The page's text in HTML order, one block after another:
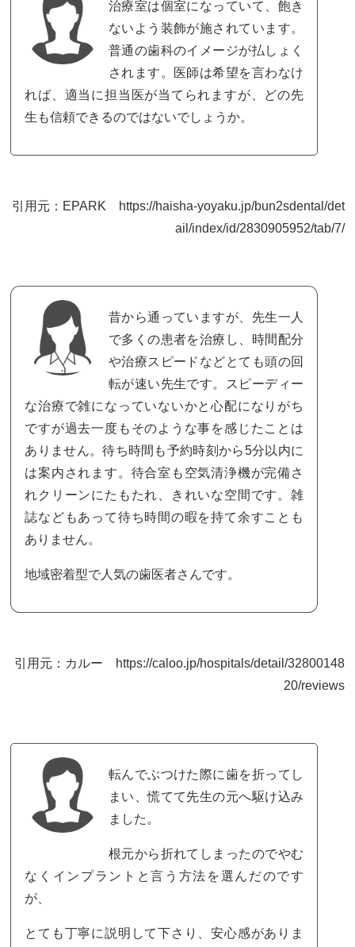
治療室は個室になっていて、飽き
ないよう装飾が施されています。
普通の歯科のイメージが払しょく
されます。医師は希望を言わなけ
れば、適当に担当医が当てられますが、どの先
生も信頼できるのではないでしょうか。
引用元：EPARK https://haisha-yoyaku.jp/bun2sdental/det
ail/index/id/2830905952/tab/7/
昔から通っていますが、先生一人
で多くの患者を治療し、時間配分
や治療スピードなどとても頭の回
転が速い先生です。スピーディー
な治療で雑になっていないかと心配になりがち
ですが過去一度もそのような事を感じたことは
ありません。待ち時間も予約時刻から5分以内に
は案内されます。待合室も空気清浄機が完備さ
れクリーンにたもたれ、きれいな空間です。雑
誌などもあって待ち時間の暇を持て余すことも
ありません。
地域密着型で人気の歯医者さんです。
引用元：カルー https://caloo.jp/hospitals/detail/32800148
20/reviews
転んでぶつけた際に歯を折ってし
まい、慌てて先生の元へ駆け込み
ました。
根元から折れてしまったのでやむ
なくインプラントと言う方法を選んだのです
が、
とても丁寧に説明して下さり、安心感がありま